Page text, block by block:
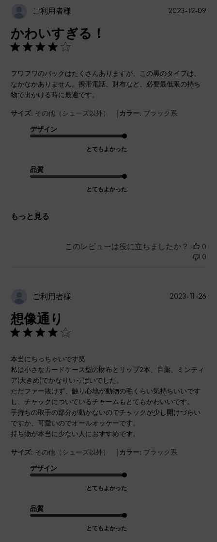
ご利用者様
かわいすぎる！
フワフワのバックはたくさんありますが、この黒のタイプは、
なかなかありません。携帯電話、財布など、必要最低限の持ち
物で出かける時に最適です。
サイズ: その他（シューズ以外） | カラー: ブラック系
デザイン
とてもよかった
品質
とてもよかった
もっと見る
公
2023-12-09
このレビューは役に立ちましたか？
0
0
ご利用者様
想像通り
本当にちっちゃいです笑
私は小さなカードケース型の財布とリップ2本、目薬、ミンティ
ア(大きめ)でかなりいっぱいでした。
ただファー抜けず、触り心地が動物の毛くらい気持ちいいです
し、チャックについているチャームもとてもかわいいです。
手持ちの取手の部分が動かないのでチャックが少し開けづらい
ですか、可愛いのでオールオッケーです。
持ち物が本当に少ない人におすすめです。
サイズ: その他（シューズ以外） | カラー: ブラック系
デザイン
とてもよかった
品質
とてもよかった
公
2023-11-26